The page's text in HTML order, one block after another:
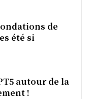
de
été si
autour de la
!